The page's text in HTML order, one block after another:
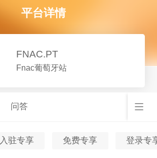
平台详情
FNAC.PT
Fnac葡萄牙站
问答
入驻专享 免费专享 登录专